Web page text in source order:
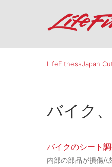
LifeFitnessJapan
バイク
バイクのシート
内部の部品が損傷/